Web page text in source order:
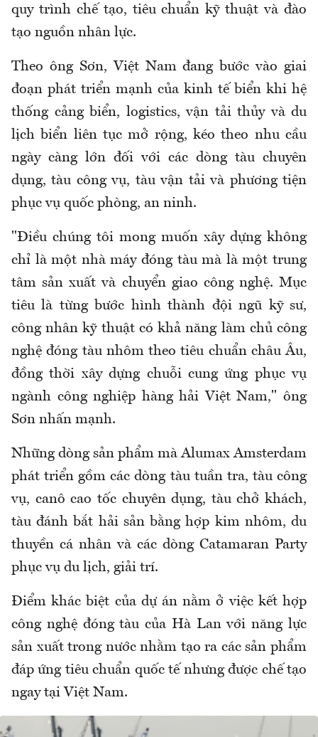
quy trình chế tạo, tiêu chuẩn kỹ thuật và đào
tạo nguồn nhân lực.
Theo ông Sơn, Việt Nam đang bước vào giai
đoạn phát triển mạnh của kinh tế biển khi hệ
thống cảng biển, logistics, vận tải thủy và du
lịch biển liên tục mở rộng, kéo theo nhu cầu
ngày càng lớn đối với các dòng tàu chuyên
dụng, tàu công vụ, tàu vận tải và phương tiện
phục vụ quốc phòng, an ninh.
"Điều chúng tôi mong muốn xây dựng không
chỉ là một nhà máy đóng tàu mà là một trung
tâm sản xuất và chuyển giao công nghệ. Mục
tiêu là từng bước hình thành đội ngũ kỹ sư,
công nhân kỹ thuật có khả năng làm chủ công
nghệ đóng tàu nhôm theo tiêu chuẩn châu Âu,
đồng thời xây dựng chuỗi cung ứng phục vụ
ngành công nghiệp hàng hải Việt Nam," ông
Sơn nhấn mạnh.
Những dòng sản phẩm mà Alumax Amsterdam
phát triển gồm các dòng tàu tuần tra, tàu công
vụ, canô cao tốc chuyên dụng, tàu chở khách,
tàu đánh bắt hải sản bằng hợp kim nhôm, du
thuyền cá nhân và các dòng Catamaran Party
phục vụ du lịch, giải trí.
Điểm khác biệt của dự án nằm ở việc kết hợp
công nghệ đóng tàu của Hà Lan với năng lực
sản xuất trong nước nhằm tạo ra các sản phẩm
đáp ứng tiêu chuẩn quốc tế nhưng được chế tạo
ngay tại Việt Nam.